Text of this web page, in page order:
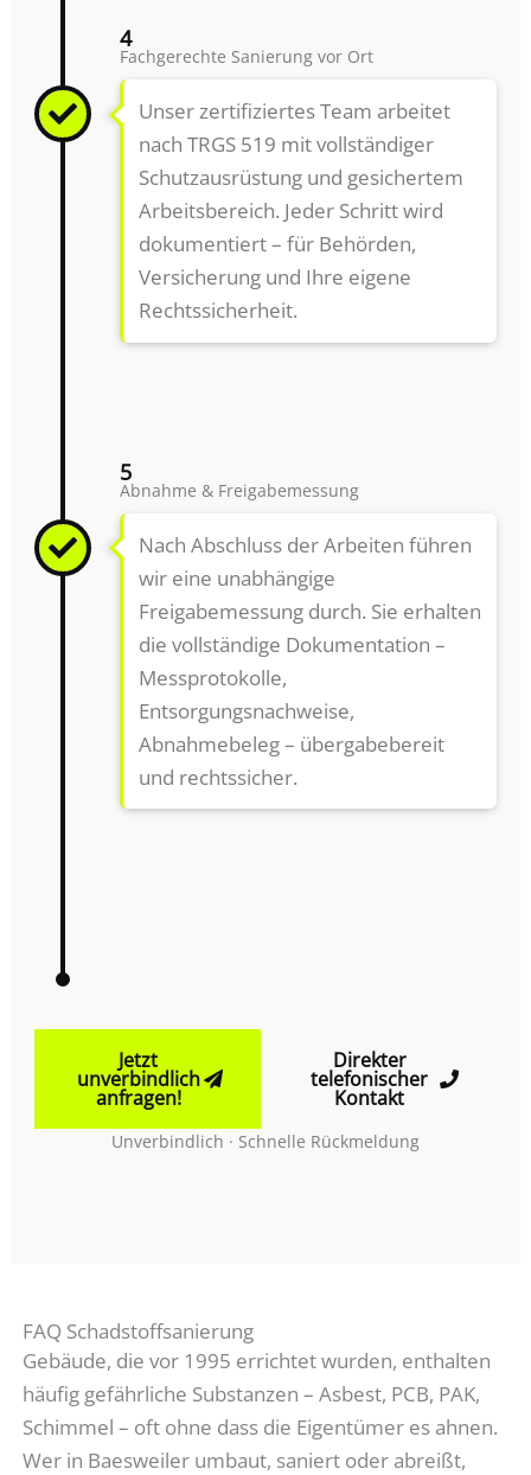
4
Fachgerechte Sanierung vor Ort
Unser zertifiziertes Team arbeitet
nach TRGS 519 mit vollständiger
Schutzausrüstung und gesichertem
Arbeitsbereich. Jeder Schritt wird
dokumentiert – für Behörden,
Versicherung und Ihre eigene
Rechtssicherheit.
5
Abnahme & Freigabemessung
Nach Abschluss der Arbeiten führen
wir eine unabhängige
Freigabemessung durch. Sie erhalten
die vollständige Dokumentation –
Messprotokolle,
Entsorgungsnachweise,
Abnahmebeleg – übergabebereit
und rechtssicher.
Jetzt
unverbindlich
anfragen!
Direkter
telefonischer
Kontakt
Unverbindlich · Schnelle Rückmeldung
FAQ Schadstoffsanierung
Gebäude, die vor 1995 errichtet wurden, enthalten
häufig gefährliche Substanzen – Asbest, PCB, PAK,
Schimmel – oft ohne dass die Eigentümer es ahnen.
Wer in Baesweiler umbaut, saniert oder abreißt,